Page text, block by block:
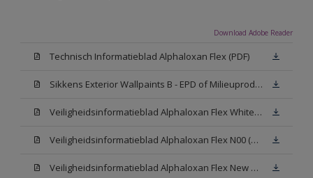
Download Adobe Reader
Technisch Informatieblad Alphaloxan Flex (PDF)
Sikkens Exterior Wallpaints B - EPD of Milieuproductverklaring
Veiligheidsinformatieblad Alphaloxan Flex White W05 (MSDS)
Veiligheidsinformatieblad Alphaloxan Flex N00 (MSDS)
Veiligheidsinformatieblad Alphaloxan Flex New N00 (MSDS)